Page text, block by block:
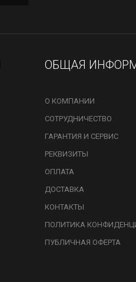
ОБЩАЯ
О КОМПАНИИ
СОТРУДНИЧЕСТВО
ГАРАНТИЯ И СЕРВИС
РЕКВИЗИТЫ
ОПЛАТА
ДОСТАВКА
КОНТАКТЫ
ПОЛИТИКА
ПУБЛИЧНАЯ ОФЕРТА